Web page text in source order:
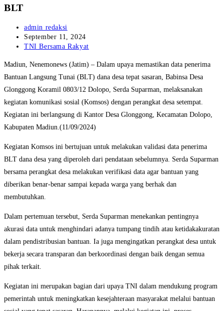
BLT
Post
author:
admin redaksi
Post
published:
September 11, 2024
Post
TNI Bersama Rakyat
Madiun, Nenemonews (Jatim) – Dalam upaya memastikan data penerima
Bantuan Langsung Tunai (BLT) dana desa tepat sasaran, Babinsa Desa
Glonggong Koramil 0803/12 Dolopo, Serda Suparman, melaksanakan
kegiatan komunikasi sosial (Komsos) dengan perangkat desa setempat.
Kegiatan ini berlangsung di Kantor Desa Glonggong, Kecamatan Dolopo,
Kabupaten Madiun.(11/09/2024)
Kegiatan Komsos ini bertujuan untuk melakukan validasi data penerima
BLT dana desa yang diperoleh dari pendataan sebelumnya. Serda Suparman
bersama perangkat desa melakukan verifikasi data agar bantuan yang
diberikan benar-benar sampai kepada warga yang berhak dan
membutuhkan.
Dalam pertemuan tersebut, Serda Suparman menekankan pentingnya
akurasi data untuk menghindari adanya tumpang tindih atau ketidakakuratan
dalam pendistribusian bantuan. Ia juga mengingatkan perangkat desa untuk
bekerja secara transparan dan berkoordinasi dengan baik dengan semua
pihak terkait.
Kegiatan ini merupakan bagian dari upaya TNI dalam mendukung program
pemerintah untuk meningkatkan kesejahteraan masyarakat melalui bantuan